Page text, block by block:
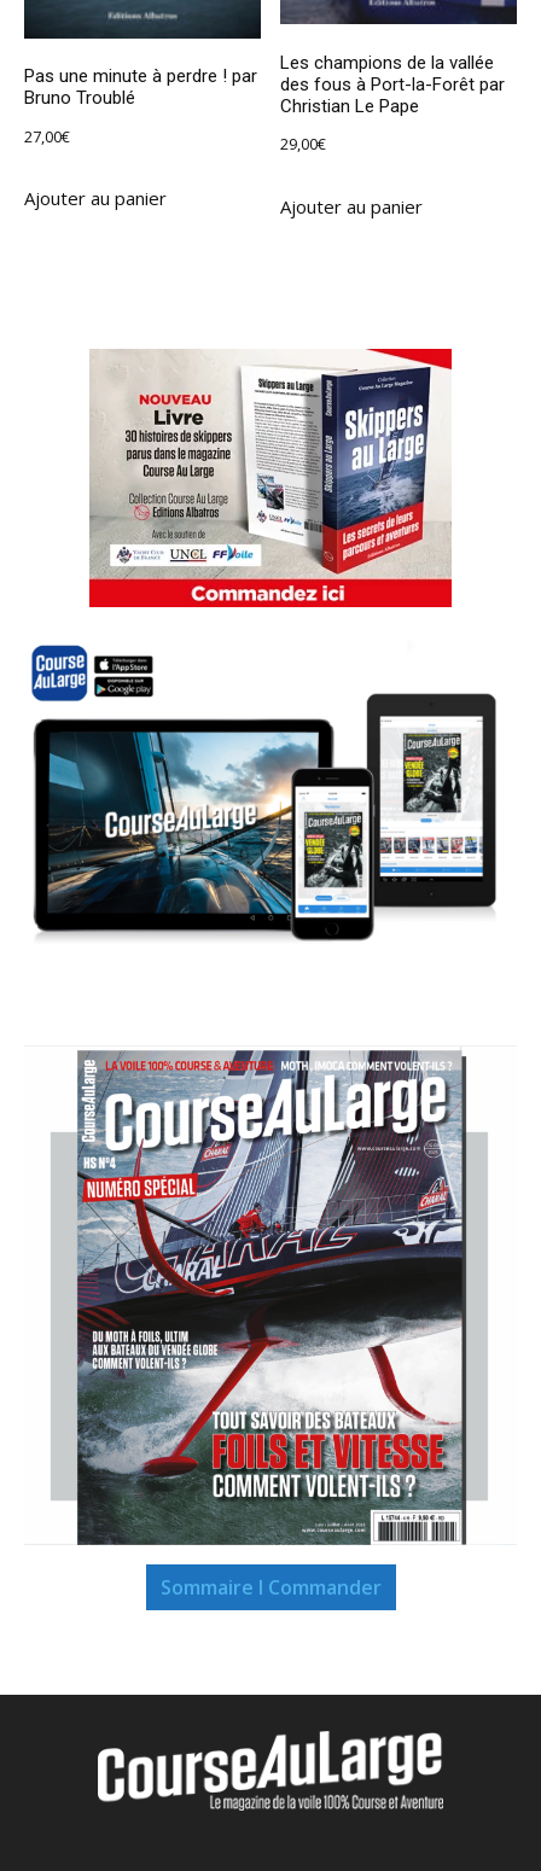
Pas une minute à perdre ! par
Bruno Troublé
27,00€
Ajouter au panier
Les champions de la vallée
des fous à Port-la-Forêt par
Christian Le Pape
29,00€
Ajouter au panier
Sommaire I Commander